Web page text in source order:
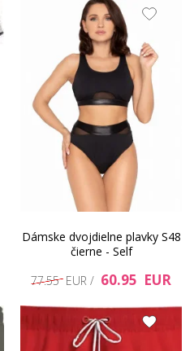
Dámske dvojdielne plavky S48
čierne - Self
77.55 EUR / 60.95 EUR